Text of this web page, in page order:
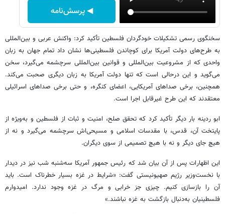
◀ پرسش‌نامه
سخنگوی رسمی تشکیلات خودگردان فلسطین تأکید کرد: واکنش عربی و بین‌المللی
به طرح‌های دولت آمریکا برای کوچاندن فلسطینی‌ها نشان داد تمام جهان به زبان
واحدی که از مشروعیت بین‌المللی و قوانین بین‌المللی سرچشمه می‌گیرد، سخن
می‌گوید و این درحالی است که تنها دولت آمریکا به زبان دیگری صحبت می‌کند.
همچنین، برخی صداهای آمریکایی، اعضای کنگره، و حتی برخی صداهای اسرائیلی
معتقدند که این طرح غیرقابل اجرا است.
ابو ردینه بار دیگر تأکید کرد که تحقق صلح، امنیت و ثبات از فلسطین و به‌ویژه از
پایتخت آن، قدس، با مقدسات اسلامی و مسیحی‌اش سرچشمه می‌گیرد و نه از
هیچ جای دیگر و نه با هیچ تصمیمی از سوی دیگران.
این اظهارات پس از آن بیان شد که رئیس جمهور آمریکا سه‌شنبه شب نیز در دیدار
با نخست‌وزیر رژیم صهیونیستی گفت: «شرایط در غزه بسیار خطرناک است. باید
آن را بازسازی کنیم. چیزی جز خرابی و مرگ در غزه وجود ندارد. امیدوارم
فلسطینیان به‌دنبال بازگشت به غزه نباشند.»